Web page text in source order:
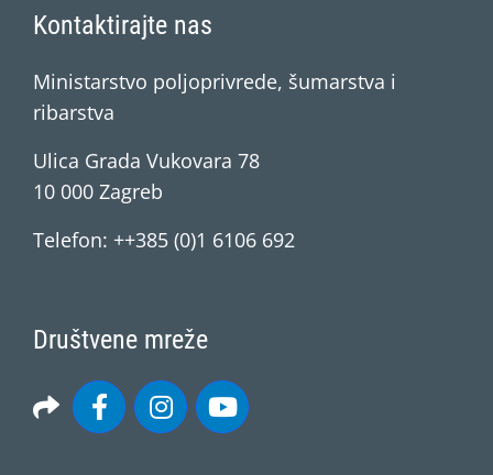
Kontaktirajte nas
Ministarstvo poljoprivrede, šumarstva i
ribarstva
Ulica Grada Vukovara 78
10 000 Zagreb
Telefon: ++385 (0)1 6106 692
Društvene mreže